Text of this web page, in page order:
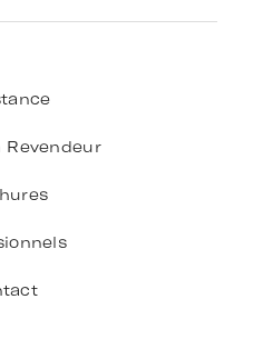
Revendeur